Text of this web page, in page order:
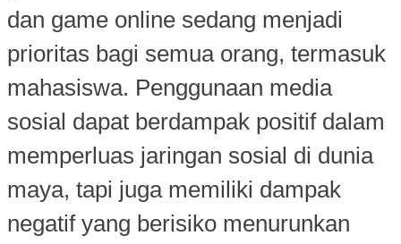
dan game online sedang menjadi
prioritas bagi semua orang, termasuk
mahasiswa. Penggunaan media
sosial dapat berdampak positif dalam
memperluas jaringan sosial di dunia
maya, tapi juga memiliki dampak
negatif yang berisiko menurunkan